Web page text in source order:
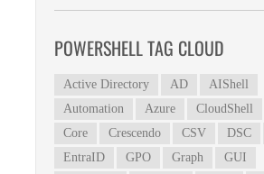
POWERSHELL TAG CLOUD
Active Directory AD
AIShell
Automation
Azure CloudShell
Core
Crescendo CSV DSC
EntraID
GPO Graph
GUI